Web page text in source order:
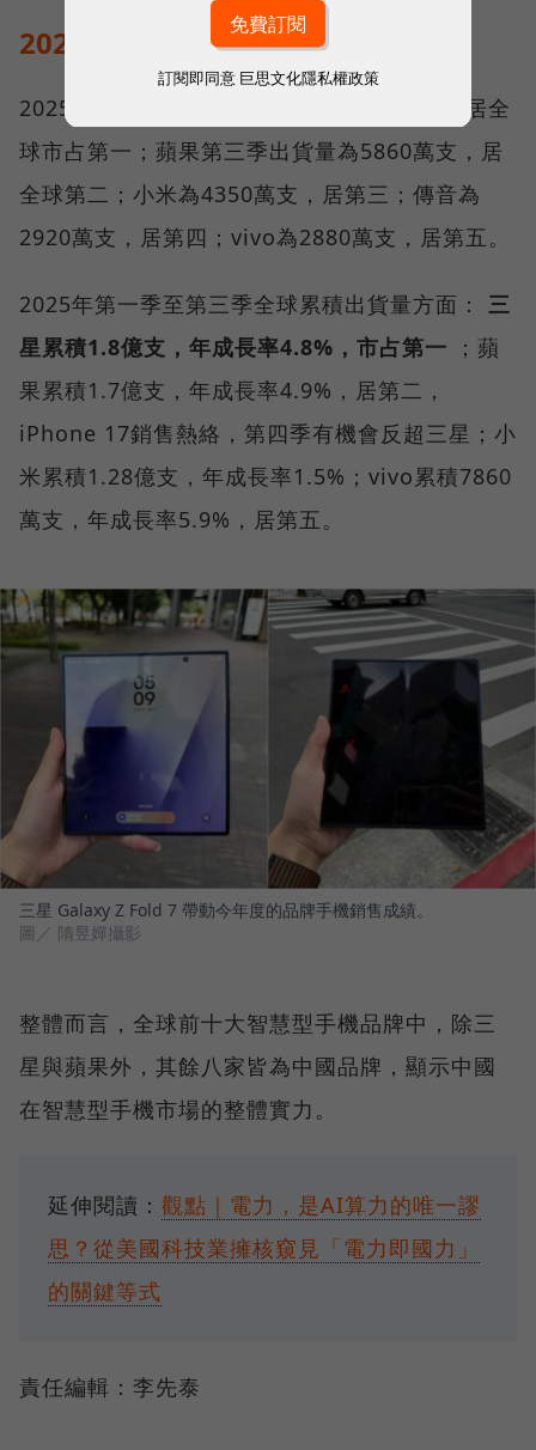
2025年Q3：三星登全球出貨冠軍
2025年第三季，三星以6140萬支的出貨量位居全
球市占第一；蘋果第三季出貨量為5860萬支，居
全球第二；小米為4350萬支，居第三；傳音為
2920萬支，居第四；vivo為2880萬支，居第五。
2025年第一季至第三季全球累積出貨量方面： 三
星累積1.8億支，年成長率4.8%，市占第一 ；蘋
果累積1.7億支，年成長率4.9%，居第二，
iPhone 17銷售熱絡，第四季有機會反超三星；小
米累積1.28億支，年成長率1.5%；vivo累積7860
萬支，年成長率5.9%，居第五。
三星 Galaxy Z Fold 7 帶動今年度的品牌手機銷售成績。
圖／ 隋昱嬋攝影
整體而言，全球前十大智慧型手機品牌中，除三
星與蘋果外，其餘八家皆為中國品牌，顯示中國
在智慧型手機市場的整體實力。
延伸閱讀： 觀點｜電力，是AI算力的唯一謬
思？從美國科技業擁核窺見「電力即國力」
的關鍵等式
責任編輯：李先泰
訂閱即同意 巨思文化隱私權政策